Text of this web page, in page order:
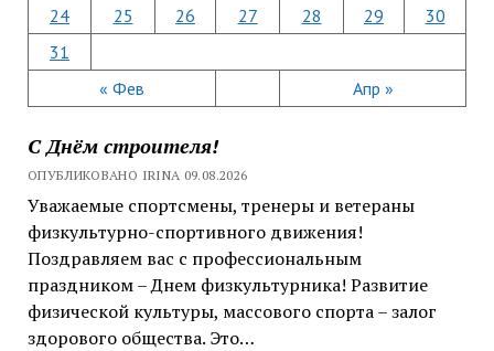
« Фев Апр »
24
25 26 27 28 29
30
31
С Днём строителя!
ОПУБЛИКОВАНО IRINA 09.08.2026
Уважаемые спортсмены, тренеры и ветераны
физкультурно-спортивного движения!
Поздравляем вас с профессиональным
праздником – Днем физкультурника! Развитие
физической культуры, массового спорта – залог
здорового общества. Это…